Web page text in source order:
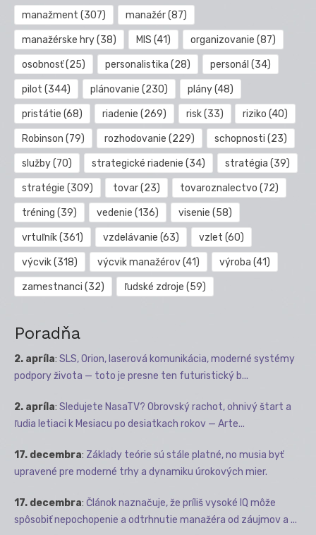
manažment (307) manažér(87)
manažérske hry(38) MIS (41) organizovanie (87)
osobnosť(25) personalistika (28) personál (34)
pilot (344) plánovanie (230) plány(48)
pristátie (68) riadenie (269) risk(33) riziko (40)
Robinson (79) rozhodovanie (229) schopnosti (23)
služby(70) strategické riadenie (34) stratégia (39)
stratégie (309) tovar(23) tovaroznalectvo (72)
tréning (39) vedenie (136) visenie (58)
vrtuľník(361) vzdelávanie (63) vzlet (60)
výcvik(318) výcvik manažérov(41) výroba (41)
zamestnanci (32) ľudské zdroje (59)
Poradňa
2. apríla: SLS, Orion, laserová komunikácia, moderné systémy
podpory života — toto je presne ten futuristický b...
2. apríla: Sledujete NasaTV? Obrovský rachot, ohnivý štart a
ľudia letiaci k Mesiacu po desiatkach rokov — Arte...
17. decembra: Základy teórie sú stále platné, no musia byť
upravené pre moderné trhy a dynamiku úrokových mier.
17. decembra: Článok naznačuje, že príliš vysoké IQ môže
spôsobiť nepochopenie a odtrhnutie manažéra od záujmov a ...